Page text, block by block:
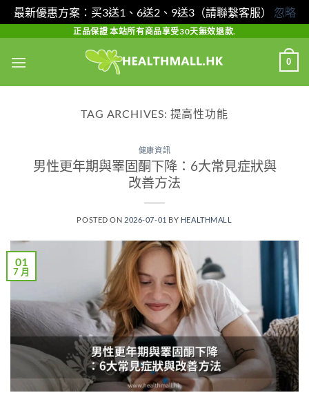
最新優惠方案：买3送1、6送2、9送3（請聯繫客服） 忽略
content
正品保證 本站所有商品享受30天無效退款.
0
TAG ARCHIVES: 提高性功能
健康資訊
男性更年期與睪固酮下降：6大常見症狀與
改善方法
POSTED ON 2026-07-01 BY HEALTHMALL
01
7 月